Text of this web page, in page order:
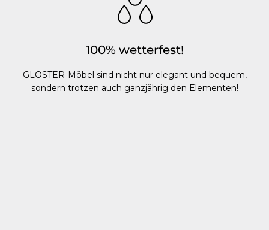
100% wetterfest!
GLOSTER-Möbel sind nicht nur elegant und bequem,
sondern trotzen auch ganzjährig den Elementen!